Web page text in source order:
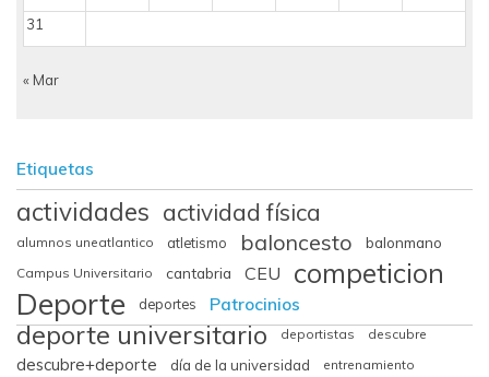
31
« Mar
Etiquetas
actividades actividad física
alumnos uneatlantico atletismo baloncesto balonmano
Campus Universitario cantabria CEU competicion
Deporte deportes
deporte universitario deportistas descubre
descubre+deporte día de la universidad entrenamiento
Patrocinios